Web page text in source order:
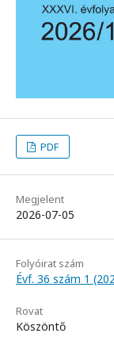
PDF
Megjelent
2026-07-05
Folyóirat szám
Évf. 36 szám 1
Rovat
Köszöntő